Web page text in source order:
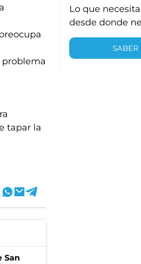
problema
tapar la
San
Lo que
desde donde
SABER